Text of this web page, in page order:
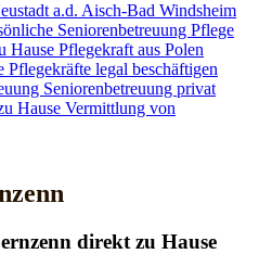
a.d. Aisch-Bad Windsheim
Seniorenbetreuung Pflege
Hause Pflegekraft aus Polen
Pflegekräfte legal beschäftigen
Seniorenbetreuung privat
Hause Vermittlung von
direkt zu Hause